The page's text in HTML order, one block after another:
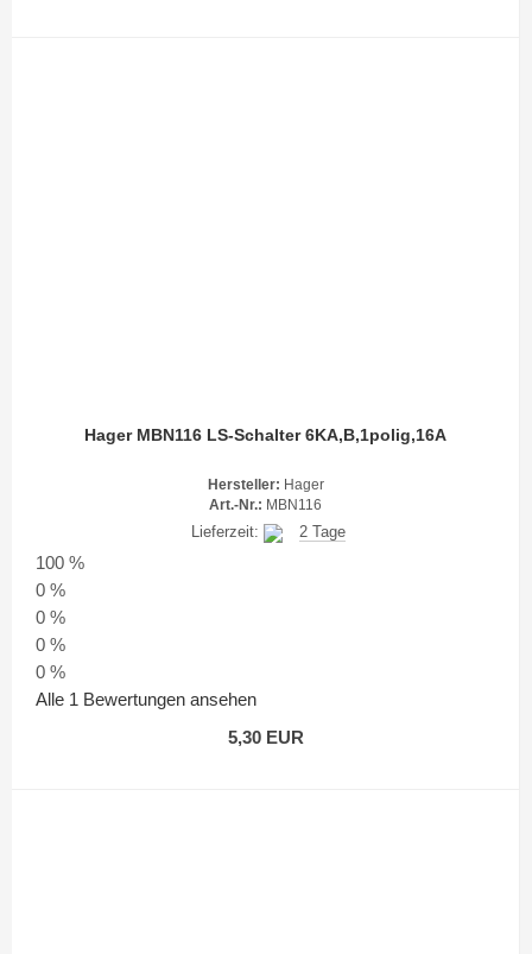
Hager MBN116 LS-Schalter 6KA,B,1polig,16A
Hersteller: Hager
Art.-Nr.: MBN116
Lieferzeit: 2 Tage
100 %
0 %
0 %
0 %
0 %
Alle 1 Bewertungen ansehen
5,30 EUR